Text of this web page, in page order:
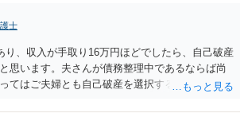
士
り、収入が手取り16万円ほどでしたら、自己破産
思います。夫さんが債務整理中であるならば尚
てはご夫婦とも自己破産を選択する方法もある